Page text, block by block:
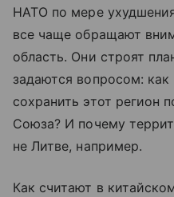
НАТО по мере
все чаще обращают
область. Они строят
задаются вопросом: как
сохранить этот регион
Союза? И почему
не Литве, например.
Как считают в